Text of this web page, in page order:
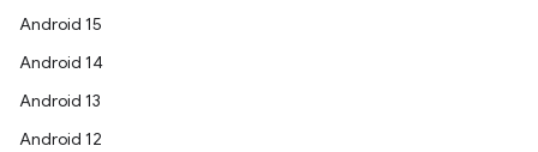
Android 15
Android 14
Android 13
Android 12